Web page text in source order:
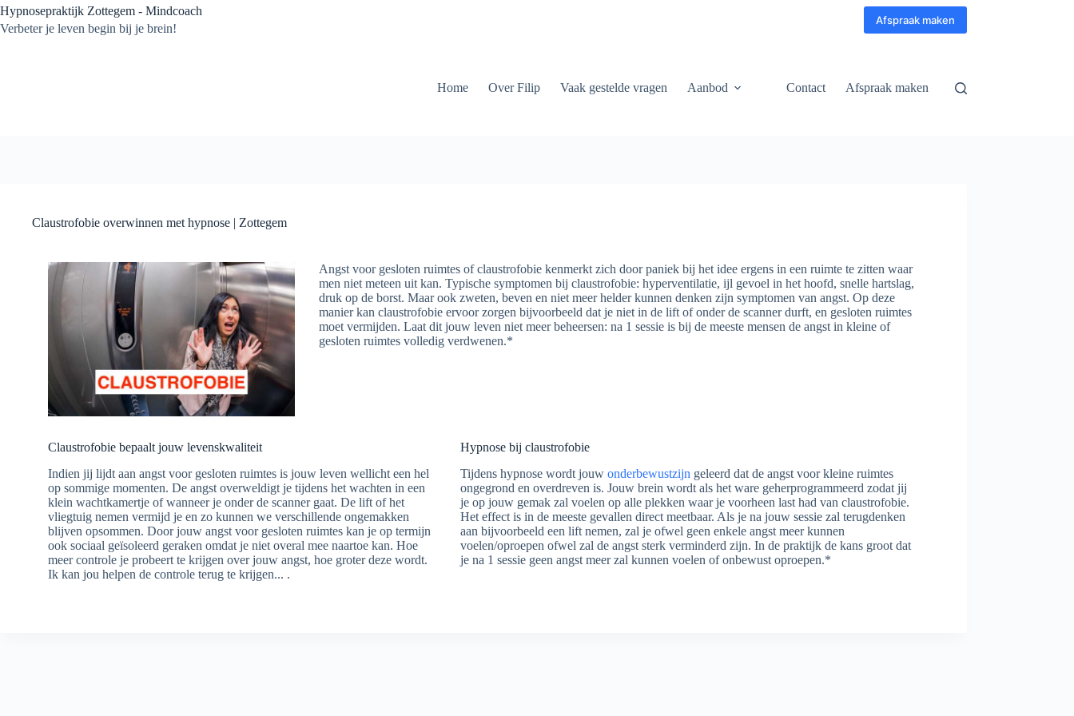
Ga
naar
de
Hypnosepraktijk Zottegem - Mindcoach
Verbeter je leven begin bij je brein!
Afspraak maken
Home Over Filip Vaak gestelde vragen Aanbod Contact Afspraak maken
Claustrofobie overwinnen met hypnose | Zottegem
Angst voor gesloten ruimtes of claustrofobie kenmerkt zich door paniek bij het idee ergens in een ruimte te zitten waar
men niet meteen uit kan. Typische symptomen bij claustrofobie: hyperventilatie, ijl gevoel in het hoofd, snelle hartslag,
druk op de borst. Maar ook zweten, beven en niet meer helder kunnen denken zijn symptomen van angst. Op deze
manier kan claustrofobie ervoor zorgen bijvoorbeeld dat je niet in de lift of onder de scanner durft, en gesloten ruimtes
moet vermijden. Laat dit jouw leven niet meer beheersen: na 1 sessie is bij de meeste mensen de angst in kleine of
gesloten ruimtes volledig verdwenen.*
Claustrofobie bepaalt jouw levenskwaliteit
Indien jij lijdt aan angst voor gesloten ruimtes is jouw leven wellicht een hel
op sommige momenten. De angst overweldigt je tijdens het wachten in een
klein wachtkamertje of wanneer je onder de scanner gaat. De lift of het
vliegtuig nemen vermijd je en zo kunnen we verschillende ongemakken
blijven opsommen. Door jouw angst voor gesloten ruimtes kan je op termijn
ook sociaal geïsoleerd geraken omdat je niet overal mee naartoe kan. Hoe
meer controle je probeert te krijgen over jouw angst, hoe groter deze wordt.
Ik kan jou helpen de controle terug te krijgen... .
Hypnose bij claustrofobie
Tijdens hypnose wordt jouwonderbewustzijn geleerd dat de angst voor kleine ruimtes
ongegrond en overdreven is. Jouw brein wordt als het ware geherprogrammeerd zodat jij
je op jouw gemak zal voelen op alle plekken waar je voorheen last had van claustrofobie.
Het effect is in de meeste gevallen direct meetbaar. Als je na jouw sessie zal terugdenken
aan bijvoorbeeld een lift nemen, zal je ofwel geen enkele angst meer kunnen
voelen/oproepen ofwel zal de angst sterk verminderd zijn. In de praktijk de kans groot dat
je na 1 sessie geen angst meer zal kunnen voelen of onbewust oproepen.*